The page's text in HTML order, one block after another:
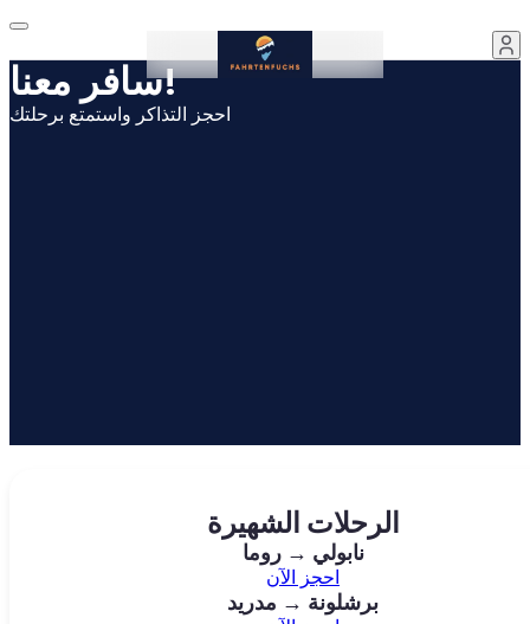
سافر معنا!
احجز التذاكر واستمتع برحلتك
الرحلات الشهيرة
نابولي → روما
احجز الآن
برشلونة → مدريد